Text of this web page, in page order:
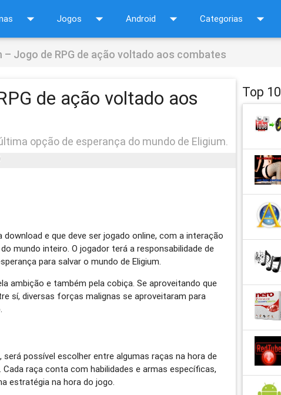
arrow_drop_down Jogos arrow_drop_down Android arrow_drop_down Categorias arrow_drop_down
– Jogo de RPG de ação voltado aos combates
de ação voltado aos
opção de esperança do mundo de Eligium.
download e que deve ser jogado online, com a interação
mundo inteiro. O jogador terá a responsabilidade de
para salvar o mundo de Eligium.
ambição e também pela cobiça. Se aproveitando que
sí, diversas forças malignas se aproveitaram para
possível escolher entre algumas raças na hora de
raça conta com habilidades e armas específicas,
estratégia na hora do jogo.
Top 10